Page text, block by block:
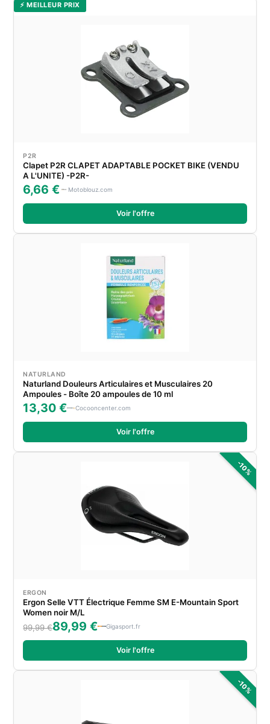
⚡ MEILLEUR PRIX
P2R
Clapet P2R CLAPET ADAPTABLE POCKET BIKE (VENDU
A L'UNITE) -P2R-
6,66 € Motoblouz.com
Voir l'offre
NATURLAND
Naturland Douleurs Articulaires et Musculaires 20
Ampoules - Boîte 20 ampoules de 10 ml
13,30 € Cocooncenter.com
Voir l'offre
-10%
ERGON
Ergon Selle VTT Électrique Femme SM E-Mountain Sport
Women noir M/L
99,99 €89,99 € Gigasport.fr
Voir l'offre
-10%